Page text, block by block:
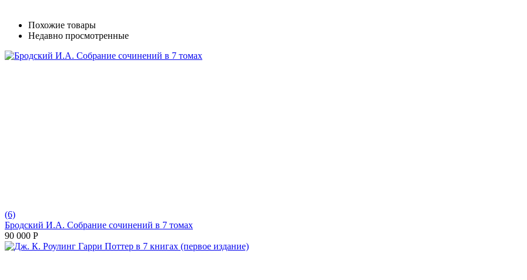
Похожие товары
Недавно просмотренные
(6)
Бродский И.А. Собрание сочинений в 7 томах
90 000 Р